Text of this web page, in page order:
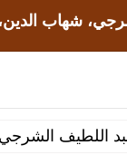
شهاب
اللطيف